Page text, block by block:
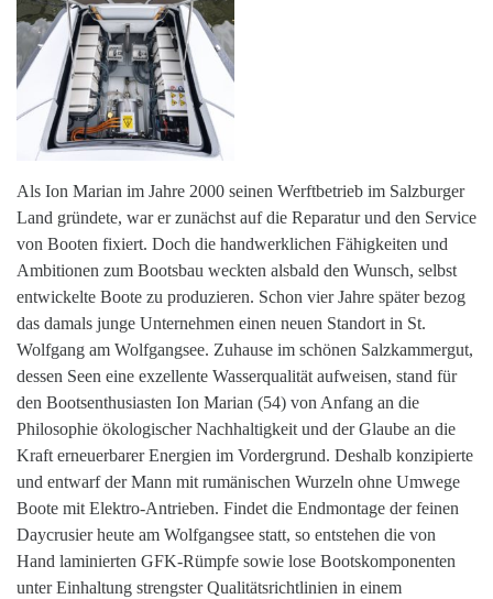
Als Ion Marian im Jahre 2000 seinen Werftbetrieb im Salzburger
Land gründete, war er zunächst auf die Reparatur und den Service
von Booten fixiert. Doch die handwerklichen Fähigkeiten und
Ambitionen zum Bootsbau weckten alsbald den Wunsch, selbst
entwickelte Boote zu produzieren. Schon vier Jahre später bezog
das damals junge Unternehmen einen neuen Standort in St.
Wolfgang am Wolfgangsee. Zuhause im schönen Salzkammergut,
dessen Seen eine exzellente Wasserqualität aufweisen, stand für
den Bootsenthusiasten Ion Marian (54) von Anfang an die
Philosophie ökologischer Nachhaltigkeit und der Glaube an die
Kraft erneuerbarer Energien im Vordergrund. Deshalb konzipierte
und entwarf der Mann mit rumänischen Wurzeln ohne Umwege
Boote mit Elektro-Antrieben. Findet die Endmontage der feinen
Daycrusier heute am Wolfgangsee statt, so entstehen die von
Hand laminierten GFK-Rümpfe sowie lose Bootskomponenten
unter Einhaltung strengster Qualitätsrichtlinien in einem